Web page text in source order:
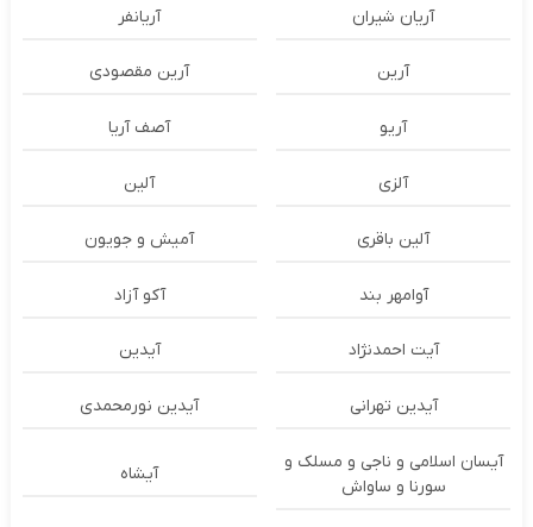
آریان شیران آریانفر
آرین آرین مقصودی
آریو آصف آریا
آلزی آلین
آلین باقری آمیش و جویون
آوامهر بند آکو آزاد
آیت احمدنژاد آیدین
آیدین تهرانی آیدین نورمحمدی
آیسان اسلامی و ناجی و مسلک و
سورنا و ساواش
آیشاه